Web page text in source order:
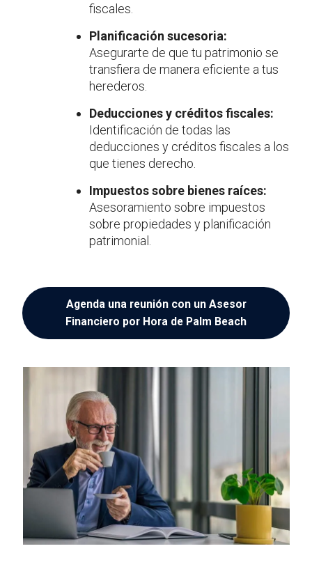
fiscales.
Planificación sucesoria:
Asegurarte de que tu patrimonio se
transfiera de manera eficiente a tus
herederos.
Deducciones y créditos fiscales:
Identificación de todas las
deducciones y créditos fiscales a los
que tienes derecho.
Impuestos sobre bienes raíces:
Asesoramiento sobre impuestos
sobre propiedades y planificación
patrimonial.
Agenda una reunión con un Asesor
Financiero por Hora de Palm Beach